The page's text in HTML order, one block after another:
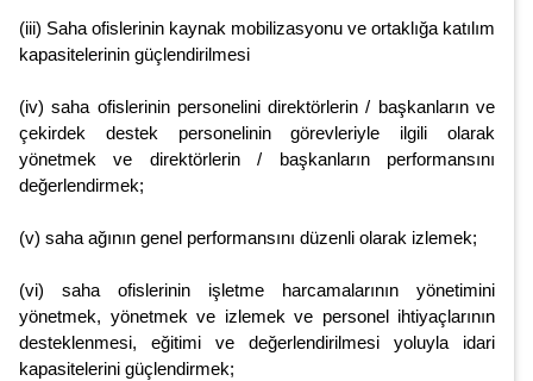
(iii) Saha ofislerinin kaynak mobilizasyonu ve ortaklığa katılım
kapasitelerinin güçlendirilmesi
(iv) saha ofislerinin personelini direktörlerin / başkanların ve
çekirdek destek personelinin görevleriyle ilgili olarak
yönetmek ve direktörlerin / başkanların performansını
değerlendirmek;
(v) saha ağının genel performansını düzenli olarak izlemek;
(vi) saha ofislerinin işletme harcamalarının yönetimini
yönetmek, yönetmek ve izlemek ve personel ihtiyaçlarının
desteklenmesi, eğitimi ve değerlendirilmesi yoluyla idari
kapasitelerini güçlendirmek;